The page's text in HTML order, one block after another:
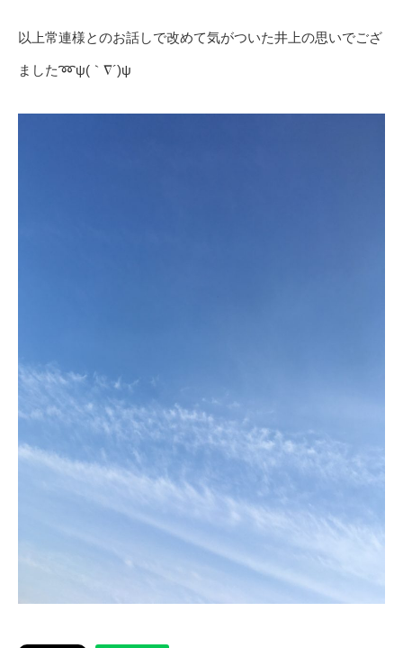
以上常連様とのお話しで改めて気がついた井上の思いでござ
ました➿ψ(｀∇´)ψ